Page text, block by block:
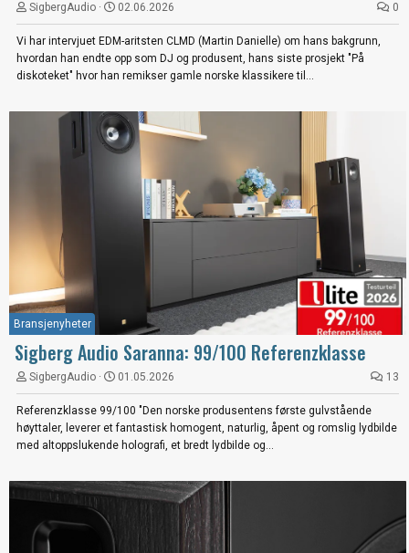
SigbergAudio 02.06.2026 0
Vi har intervjuet EDM-aritsten CLMD (Martin Danielle) om hans bakgrunn,
hvordan han endte opp som DJ og produsent, hans siste prosjekt "På
diskoteket" hvor han remikser gamle norske klassikere til...
Bransjenyheter
Sigberg Audio Saranna: 99/100 Referenzklasse
SigbergAudio 01.05.2026 13
Referenzklasse 99/100 "Den norske produsentens første gulvstående
høyttaler, leverer et fantastisk homogent, naturlig, åpent og romslig lydbilde
med altoppslukende holografi, et bredt lydbilde og...